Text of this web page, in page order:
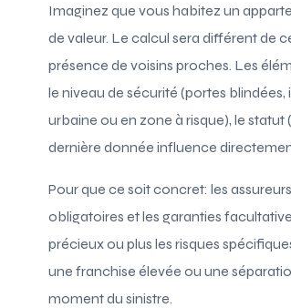
Imaginez que vous habitez un
de valeur. Le calcul sera différent de
présence de voisins proches. Les
le niveau de sécurité (portes
urbaine ou en zone à risque), le
dernière donnée influence
Pour que ce soit concret: les
obligatoires et les garanties
précieux ou plus les risques
une franchise élevée ou une
moment du sinistre.